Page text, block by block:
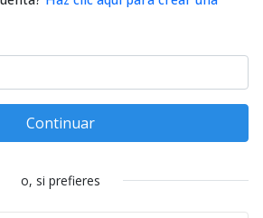
Continuar
o, si prefieres